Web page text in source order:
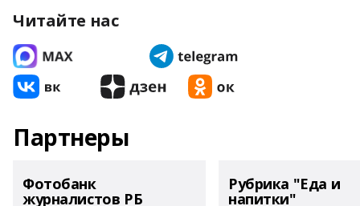
Читайте нас
Партнеры
Фотобанк
журналистов РБ
Рубрика "Еда и
напитки"